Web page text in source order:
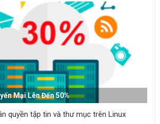
Mại Lên Đến 50%
quyền tập tin và thư mục trên Linux